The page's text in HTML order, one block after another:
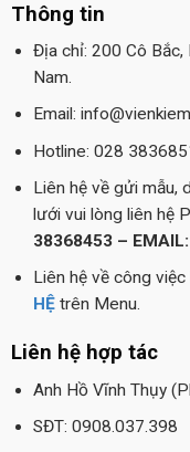
Thông tin
Địa chỉ: 200 Cô Bắc,
Nam.
Email:
Hotline: 028
Liên hệ về gửi mẫu,
lưới vui lòng liên hệ
38368453 – EMAIL:
Liên hệ về công
HỆtrên Menu.
Liên hệ hợp tác
Anh Hồ Vĩnh Thụy
SĐT: 0908.037.398